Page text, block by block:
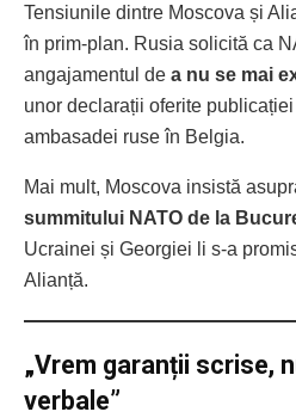
Tensiunile dintre Moscova și
în prim-plan. Rusia solicită ca
angajamentul de a nu se mai
unor declarații oferite
ambasadei ruse în Belgia.
Mai mult, Moscova insistă
summitului NATO de la
Ucrainei și Georgiei li s-a
Alianță.
„Vrem garanții scrise,
verbale”